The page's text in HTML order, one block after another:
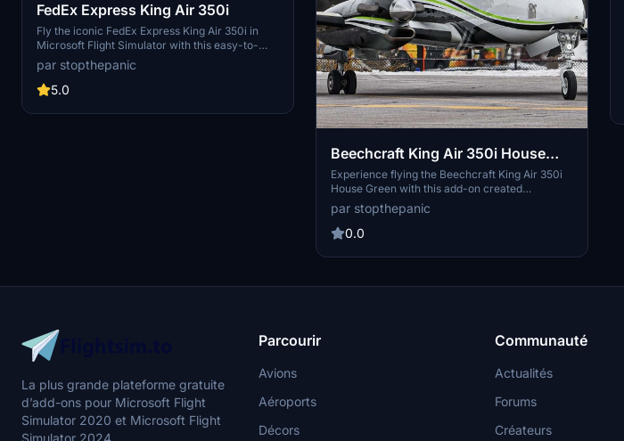
FedEx Express King Air 350i
Fly the iconic FedEx Express King Air 350i in
Microsoft Flight Simulator with this easy-to-
install add-on. Just drag and drop into your
community folder to start your delivery
missions.
par stopthepanic
5.0
Beechcraft King Air 350i House
Green
Experience flying the Beechcraft King Air 350i
House Green with this add-on created
specifically for a user request on this platform.
par stopthepanic
0.0
La plus grande plateforme gratuite
d’add-ons pour Microsoft Flight
Simulator 2020 et Microsoft Flight
Simulator 2024.
Parcourir
Avions
Aéroports
Décors
Communauté
Actualités
Forums
Créateurs